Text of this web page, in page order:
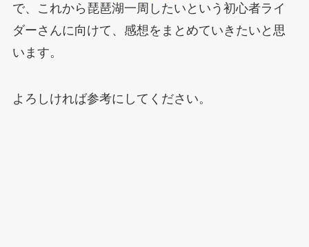
で、これから琵琶湖一周したいという初心者ライ
ダーさんに向けて、感想をまとめていきたいと思
います。
よろしければ参考にしてください。